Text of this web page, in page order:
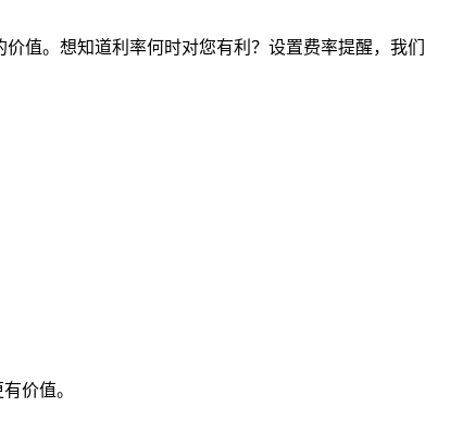
值。想知道利率何时对您有利？设置费率提醒，我们
价值。